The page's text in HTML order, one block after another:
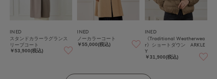
INED
スタンドカラーラグランス
リーブコート
￥53,900(税込)
INED
ノーカラーコート
￥55,000(税込)
INED
《Traditional Weatherwea
r》ショートダウン ARKLE
Y
￥31,900(税込)